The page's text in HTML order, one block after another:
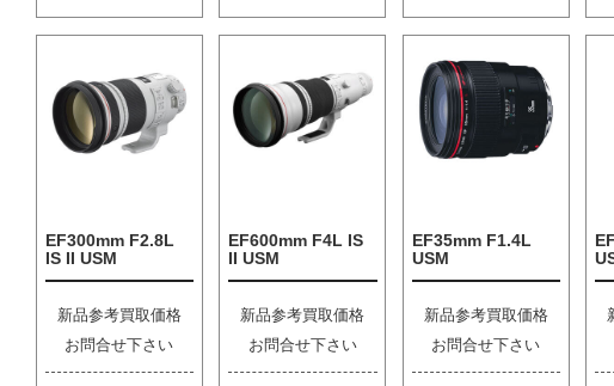
EF300mm F2.8L
IS II USM
新品参考買取価格
お問合せ下さい
EF600mm F4L IS
II USM
新品参考買取価格
お問合せ下さい
EF35mm F1.4L
USM
新品参考買取価格
お問合せ下さい